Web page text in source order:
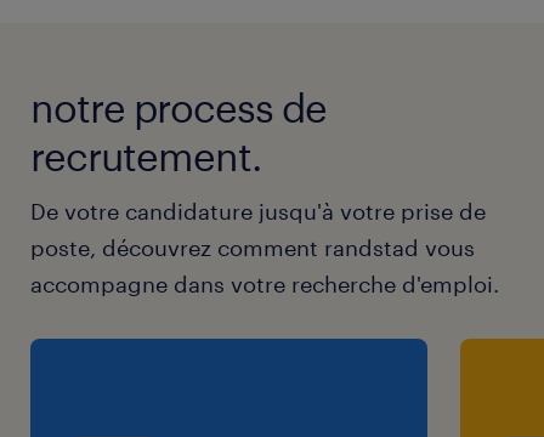
notre process de
recrutement.
De votre candidature jusqu'à votre prise de
poste, découvrez comment randstad vous
accompagne dans votre recherche d'emploi.